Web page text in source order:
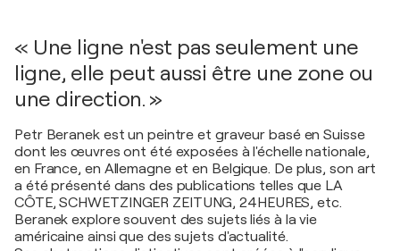
« Une ligne n'est pas seulement une
ligne, elle peut aussi être une zone ou
une direction. »
Petr Beranek est un peintre et graveur basé en Suisse
dont les œuvres ont été exposées à l'échelle nationale,
en France, en Allemagne et en Belgique. De plus, son art
a été présenté dans des publications telles que LA
CÔTE, SCHWETZINGER ZEITUNG, 24HEURES, etc.
Beranek explore souvent des sujets liés à la vie
américaine ainsi que des sujets d'actualité.